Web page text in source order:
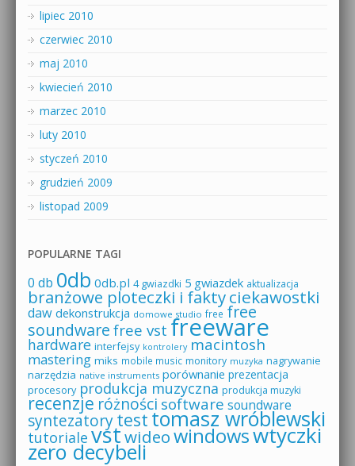
lipiec 2010
czerwiec 2010
maj 2010
kwiecień 2010
marzec 2010
luty 2010
styczeń 2010
grudzień 2009
listopad 2009
POPULARNE TAGI
0 db 0db 0db.pl 4 gwiazdki 5 gwiazdek aktualizacja
branżowe ploteczki i faktyciekawostki
daw dekonstrukcja domowe studio free free
soundware free vst freeware
hardware interfejsy kontrolery macintosh
mastering miks mobile music monitory muzyka nagrywanie
narzędzia native instruments porównanie prezentacja
procesory produkcja muzyczna produkcja muzyki
recenzje różności software soundware
syntezatorytesttomasz wróblewski
tutoriale vstwideowindowswtyczki
zero decybeli